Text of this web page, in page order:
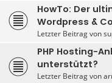
HowTo: Der
Wordpress &
Letzter Beitrag von
PHP Hosting-
unterstützt?
Letzter Beitrag von